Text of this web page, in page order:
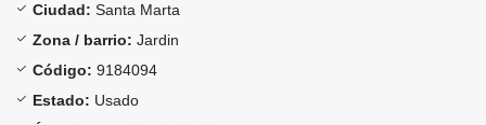
Ciudad: Santa Marta
Zona / barrio: Jardin
Código: 9184094
Estado: Usado